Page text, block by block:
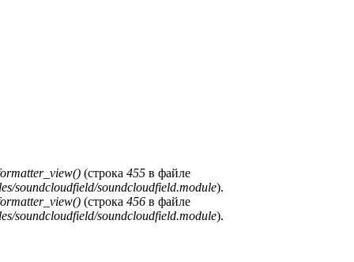
(строка 455 в файле
soundcloudfield/soundcloudfield.module).
(строка 456 в файле
soundcloudfield/soundcloudfield.module).